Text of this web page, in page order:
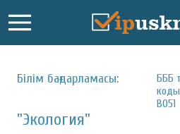
Білім бағдарламасы:
БББ
B051
"Экология"